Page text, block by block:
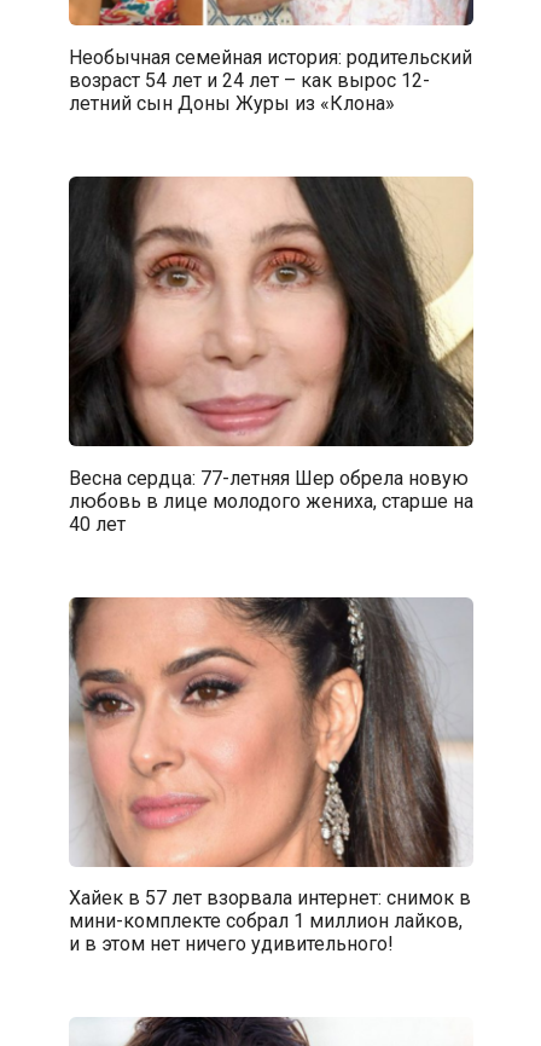
Необычная семейная история: родительский
возраст 54 лет и 24 лет – как вырос 12-
летний сын Доны Журы из «Клона»
Весна сердца: 77-летняя Шер обрела новую
любовь в лице молодого жениха, старше на
40 лет
Хайек в 57 лет взорвала интернет: снимок в
мини-комплекте собрал 1 миллион лайков,
и в этом нет ничего удивительного!